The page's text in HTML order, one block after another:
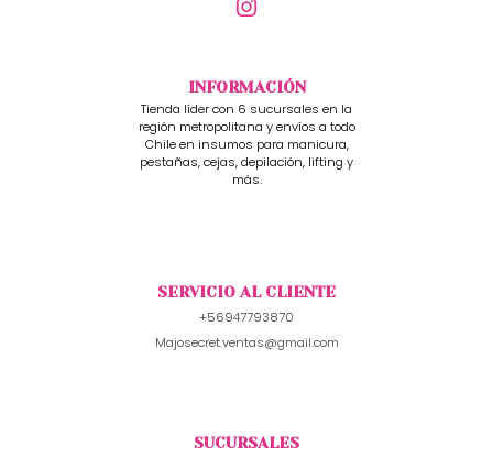
INFORMACIÓN
Tienda líder con 6 sucursales en la
región metropolitana y envíos a todo
Chile en insumos para manicura,
pestañas, cejas, depilación, lifting y
más.
SERVICIO AL CLIENTE
+56947793870
Majosecret.ventas@gmail.com
SUCURSALES